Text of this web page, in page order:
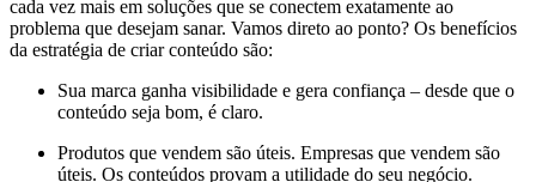
cada vez mais em soluções que se conectem exatamente ao
problema que desejam sanar. Vamos direto ao ponto? Os benefícios
da estratégia de criar conteúdo são:
Sua marca ganha visibilidade e gera confiança – desde que o
conteúdo seja bom, é claro.
Produtos que vendem são úteis. Empresas que vendem são
úteis. Os conteúdos provam a utilidade do seu negócio.